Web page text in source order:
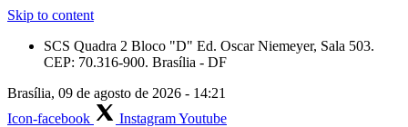
Skip to content
SCS Quadra 2 Bloco "D" Ed. Oscar Niemeyer, Sala 503.
CEP: 70.316-900. Brasília - DF
Brasília, 09 de agosto de 2026 - 14:21
Icon-facebook
InstagramYoutube